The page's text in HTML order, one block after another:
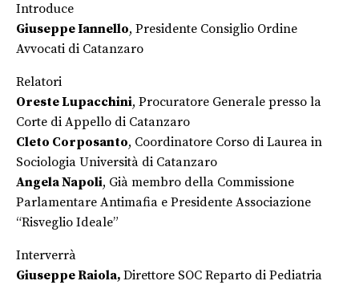
Introduce
Giuseppe Iannello, Presidente Consiglio Ordine
Avvocati di Catanzaro
Relatori
Oreste Lupacchini, Procuratore Generale presso la
Corte di Appello di Catanzaro
Cleto Corposanto, Coordinatore Corso di Laurea in
Sociologia Università di Catanzaro
Angela Napoli, Già membro della Commissione
Parlamentare Antimafia e Presidente Associazione
“Risveglio Ideale”
Interverrà
Giuseppe Raiola, Direttore SOC Reparto di Pediatria